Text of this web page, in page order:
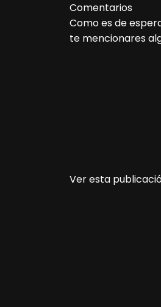
Comentarios
Como es de
te mencionares
Ver esta